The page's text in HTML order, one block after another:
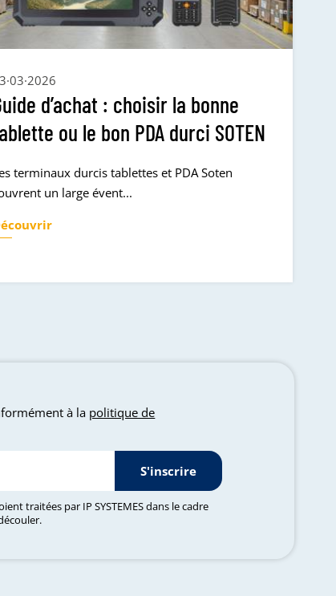
d’achat : choisir la bonne
ou le bon PDA durci SOTEN
terminaux durcis tablettes et PDA Soten
un large évent...
à la politique de
S'inscrire
traitées par IP SYSTEMES dans le cadre